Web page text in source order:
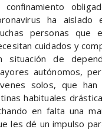
confinamiento
ha aislado
personas que
cuidados y
situación de
autónomos,
solos, que
habituales
en falta una
les dé un impulso